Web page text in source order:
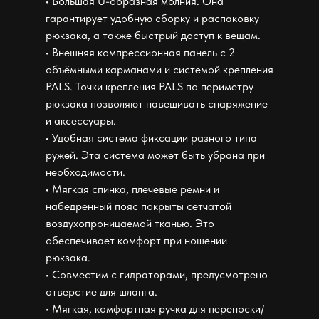
гарантирует удобную сборку и распаковку
рюкзака, а также быстрый доступ к вещам.
• Внешняя компрессионная панель с 2
объёмными карманами и системой крепления
PALS. Точки крепления PALS по периметру
рюкзака позволяют навешивать снаряжение
и аксессуары.
• Удобная система фиксации разного типа
ружей. Эта система может быть убрана при
необходимости.
• Мягкая спинка, плечевые ремни и
набедренный пояс покрыты сетчатой
воздухопроницаемой тканью. Это
обеспечивает комфорт при ношении
рюкзака.
• Совместим с гидраторами, предусмотрено
отверстие для шланга.
• Мягкая, комфортная ручка для переноски/